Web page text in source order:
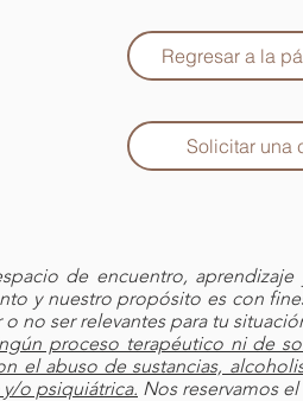
Regresar a la
Solicitar una
de encuentro,
y nuestro propósito es con
no ser relevantes para tu
proceso terapéutico ni de
el abuso de sustancias,
o psiquiátrica. Nos reservamos